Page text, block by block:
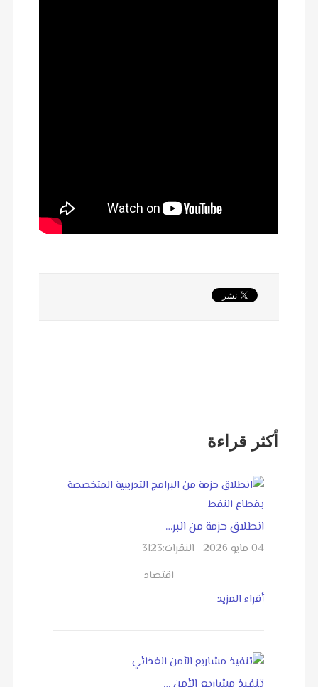
أكثر قراءة
انطلاق حزمة من البر…
04 مايو 2026 النقرات:3123
اقتصاد
أقراء المزيد